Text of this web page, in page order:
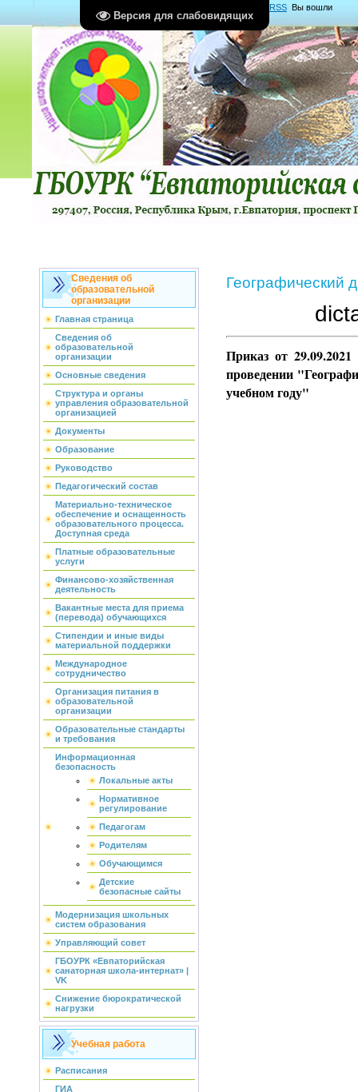
Версия для слабовидящих
RSS Вы вошли
какГость Группа "Гости"
Сведения об
образовательной
организации
Главная страница
Сведения об
образовательной
организации
Основные сведения
Структура и органы
управления образовательной
организацией
Документы
Образование
Руководство
Педагогический состав
Материально-техническое
обеспечение и оснащенность
образовательного процесса.
Доступная среда
Платные образовательные
услуги
Финансово-хозяйственная
деятельность
Вакантные места для приема
(перевода) обучающихся
Стипендии и иные виды
материальной поддержки
Международное
сотрудничество
Организация питания в
образовательной
организации
Образовательные стандарты
и требования
Информационная
безопасность
Локальные акты
Нормативное
регулирование
Педагогам
Родителям
Обучающимся
Детские
безопасные сайты
Модернизация школьных
систем образования
Управляющий совет
ГБОУРК «Евпаторийская
санаторная школа-интернат» |
VK
Снижение бюрократической
нагрузки
Учебная работа
Расписания
ГИА
Географический
Приказ от
проведении
учебном году"